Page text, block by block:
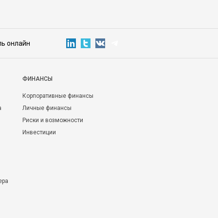
онлайн
ФИНАНСЫ
Корпоративные финансы
Личные финансы
Риски и возможности
Инвестиции